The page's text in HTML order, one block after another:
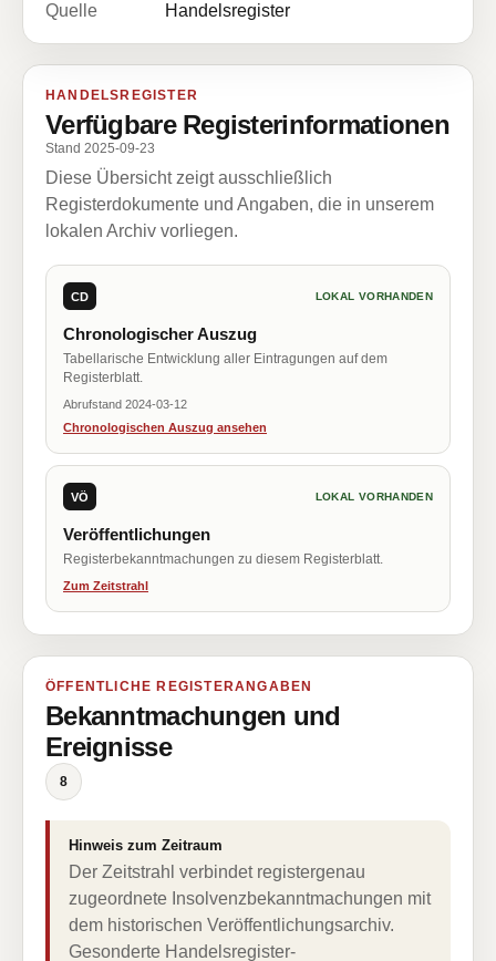
Quelle
Handelsregister
HANDELSREGISTER
Verfügbare Registerinformationen
Stand 2025-09-23
Diese Übersicht zeigt ausschließlich
Registerdokumente und Angaben, die in unserem
lokalen Archiv vorliegen.
CD LOKAL VORHANDEN
Chronologischer Auszug
Tabellarische Entwicklung aller Eintragungen auf dem
Registerblatt.
Abrufstand 2024-03-12
Chronologischen Auszug ansehen
VÖ LOKAL VORHANDEN
Veröffentlichungen
Registerbekanntmachungen zu diesem Registerblatt.
Zum Zeitstrahl
ÖFFENTLICHE REGISTERANGABEN
Bekanntmachungen und
Ereignisse
8
Hinweis zum Zeitraum
Der Zeitstrahl verbindet registergenau
zugeordnete Insolvenzbekanntmachungen mit
dem historischen Veröffentlichungsarchiv.
Gesonderte Handelsregister-